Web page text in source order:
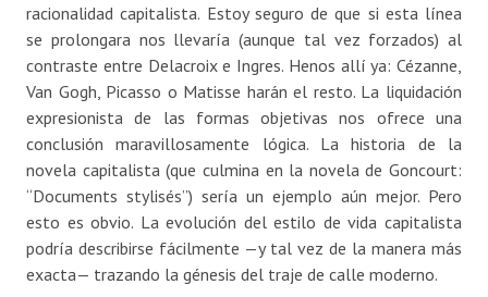
racionalidad capitalista. Estoy seguro de que si esta línea
se prolongara nos llevaría (aunque tal vez forzados) al
contraste entre Delacroix e Ingres. Henos allí ya: Cézanne,
Van Gogh, Picasso o Matisse harán el resto. La liquidación
expresionista de las formas objetivas nos ofrece una
conclusión maravillosamente lógica. La historia de la
novela capitalista (que culmina en la novela de Goncourt:
“Documents stylisés”) sería un ejemplo aún mejor. Pero
esto es obvio. La evolución del estilo de vida capitalista
podría describirse fácilmente —y tal vez de la manera más
exacta— trazando la génesis del traje de calle moderno.